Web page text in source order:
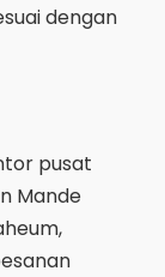
dengan
pusat
Mande